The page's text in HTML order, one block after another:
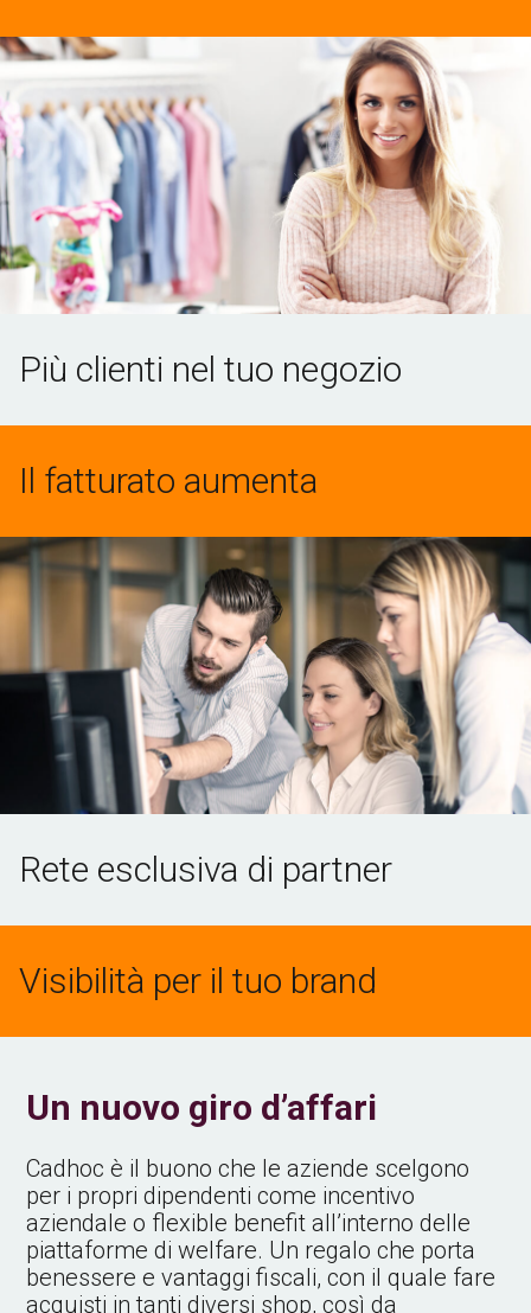
Più clienti nel tuo negozio
Il fatturato aumenta
Rete esclusiva di partner
Visibilità per il tuo brand
Un nuovo giro d’affari
Cadhoc è il buono che le aziende scelgono
per i propri dipendenti come incentivo
aziendale o flexible benefit all’interno delle
piattaforme di welfare. Un regalo che porta
benessere e vantaggi fiscali, con il quale fare
acquisti in tanti diversi shop, così da